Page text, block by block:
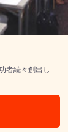
者続々創出し